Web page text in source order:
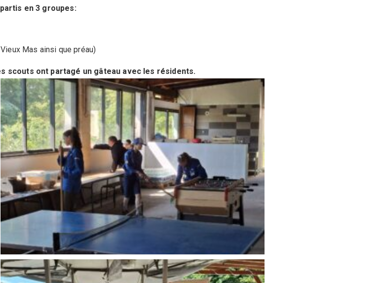
en 3 groupes:
Mas ainsi que préau)
scouts ont partagé un gâteau avec les résidents.